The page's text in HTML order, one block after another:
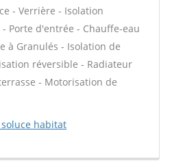
- Verrière - Isolation
Porte d'entrée - Chauffe-eau
à Granulés - Isolation de
réversible - Radiateur
- Motorisation de
soluce habitat